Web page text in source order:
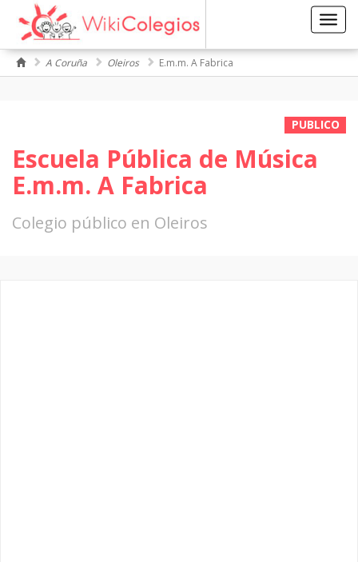
A Coruña Oleiros E.m.m. A Fabrica
PUBLICO
Escuela Pública de Música
E.m.m. A Fabrica
Colegio público en Oleiros